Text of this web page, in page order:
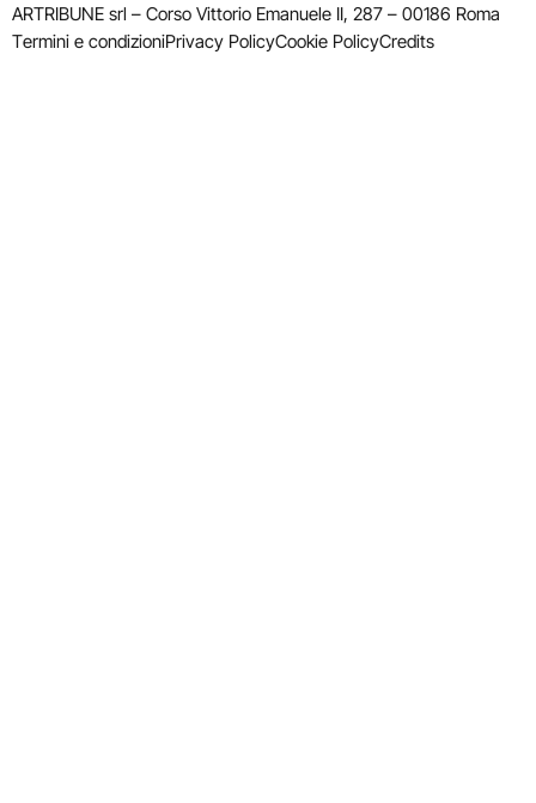
ARTRIBUNE srl – Corso Vittorio Emanuele II, 287 – 00186 Roma
Termini e condizioniPrivacy PolicyCookie PolicyCredits